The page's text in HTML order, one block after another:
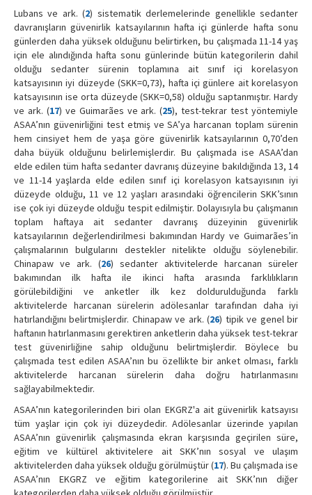
Lubans ve ark. (2) sistematik derlemelerinde genellikle sedanter
davranışların güvenirlik katsayılarının hafta içi günlerde hafta sonu
günlerden daha yüksek olduğunu belirtirken, bu çalışmada 11-14 yaş
için ele alındığında hafta sonu günlerinde bütün kategorilerin dahil
olduğu sedanter sürenin toplamına ait sınıf içi korelasyon
katsayısının iyi düzeyde (SKK=0,73), hafta içi günlere ait korelasyon
katsayısının ise orta düzeyde (SKK=0,58) olduğu saptanmıştır. Hardy
ve ark. (17) ve Guimarães ve ark. (25), test-tekrar test yöntemiyle
ASAA’nın güvenirliğini test etmiş ve SA’ya harcanan toplam sürenin
hem cinsiyet hem de yaşa göre güvenirlik katsayılarının 0,70’den
daha büyük olduğunu belirlemişlerdir. Bu çalışmada ise ASAA’dan
elde edilen tüm hafta sedanter davranış düzeyine bakıldığında 13, 14
ve 11-14 yaşlarda elde edilen sınıf içi korelasyon katsayısının iyi
düzeyde olduğu, 11 ve 12 yaşları arasındaki öğrencilerin SKK’sının
ise çok iyi düzeyde olduğu tespit edilmiştir. Dolayısıyla bu çalışmanın
toplam haftaya ait sedanter davranış düzeyinin güvenirlik
katsayılarının değerlendirilmesi bakımından Hardy ve Guimarães’in
çalışmalarının bulgularını destekler nitelikte olduğu söylenebilir.
Chinapaw ve ark. (26) sedanter aktivitelerde harcanan süreler
bakımından ilk hafta ile ikinci hafta arasında farklılıkların
görülebildiğini ve anketler ilk kez doldurulduğunda farklı
aktivitelerde harcanan sürelerin adölesanlar tarafından daha iyi
hatırlandığını belirtmişlerdir. Chinapaw ve ark. (26) tipik ve genel bir
haftanın hatırlanmasını gerektiren anketlerin daha yüksek test-tekrar
test güvenirliğine sahip olduğunu belirtmişlerdir. Böylece bu
çalışmada test edilen ASAA’nın bu özellikte bir anket olması, farklı
aktivitelerde harcanan sürelerin daha doğru hatırlanmasını
sağlayabilmektedir.
ASAA’nın kategorilerinden biri olan EKGRZ'a ait güvenirlik katsayısı
tüm yaşlar için çok iyi düzeydedir. Adölesanlar üzerinde yapılan
ASAA’nın güvenirlik çalışmasında ekran karşısında geçirilen süre,
eğitim ve kültürel aktivitelere ait SKK’nın sosyal ve ulaşım
aktivitelerden daha yüksek olduğu görülmüştür (17). Bu çalışmada ise
ASAA’nın EKGRZ ve eğitim kategorilerine ait SKK’nın diğer